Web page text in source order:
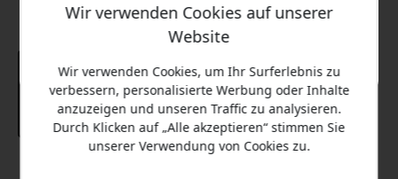
Wir verwenden Cookies auf unserer
Website
Wir verwenden Cookies, um Ihr Surferlebnis zu
verbessern, personalisierte Werbung oder Inhalte
anzuzeigen und unseren Traffic zu analysieren.
Durch Klicken auf „Alle akzeptieren“ stimmen Sie
unserer Verwendung von Cookies zu.
Nein, ich zahle lieber den vollen Preis.